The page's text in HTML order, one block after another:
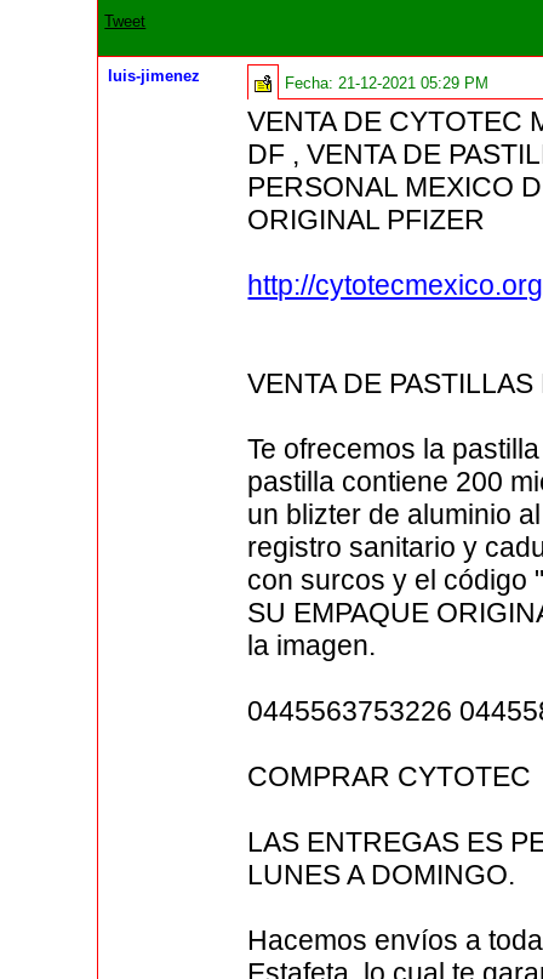
Tweet
luis-jimenez Fecha:21-12-2021 05:29 PM
VENTA DE CYTOTEC
DF , VENTA DE
PERSONAL MEXICO
ORIGINAL PFIZER
http://
VENTA DE
Te ofrecemos la
pastilla contiene 200
un blizter de aluminio
registro sanitario y
con surcos y el código
SU EMPAQUE
la imagen.
0445563753226
COMPRAR CYTOTEC
LAS ENTREGAS ES
LUNES A DOMINGO.
Hacemos envíos a